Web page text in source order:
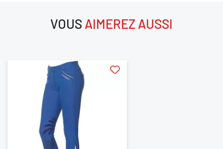
VOUS AIMEREZ AUSSI
ANNULER CONNECTER